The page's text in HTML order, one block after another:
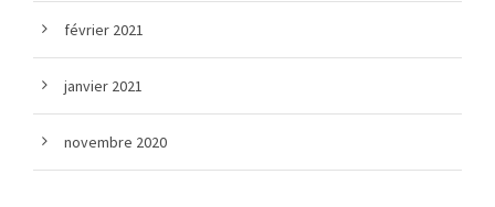
février 2021
janvier 2021
novembre 2020